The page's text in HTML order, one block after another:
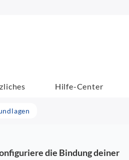
Hilfe-Center
die Bindung deiner